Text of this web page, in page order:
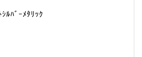
ﾙﾊﾞｰﾒﾀﾘｯｸ